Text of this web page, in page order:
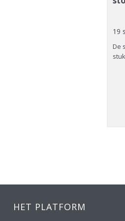
19
De
HET PLATFORM